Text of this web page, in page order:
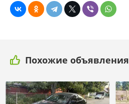
Похожие объявления